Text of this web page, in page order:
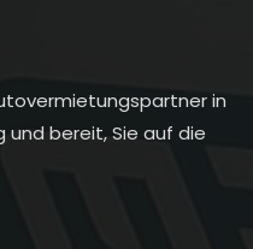
in
und bereit, Sie auf die